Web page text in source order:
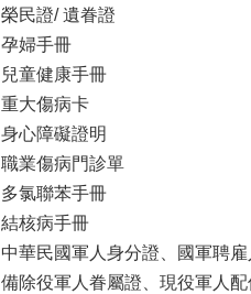
榮民證/ 遺眷證
孕婦手冊
兒童健康手冊
重大傷病卡
身心障礙證明
職業傷病門診單
多氯聯苯手冊
結核病手冊
中華民國軍人身分證、國軍聘
備除役軍人眷屬證、現役軍人